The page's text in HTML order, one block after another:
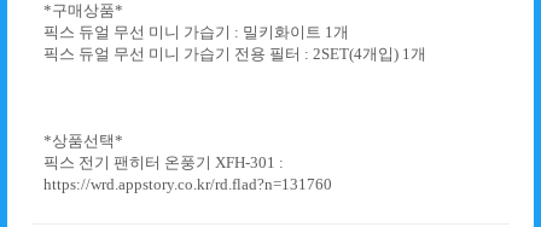
*구매상품*
픽스 듀얼 무선 미니 가습기 : 밀키화이트 1개
픽스 듀얼 무선 미니 가습기 전용 필터 : 2SET(4개입) 1개
*상품선택*
픽스 전기 팬히터 온풍기 XFH-301 :
https://wrd.appstory.co.kr/rd.flad?n=131760